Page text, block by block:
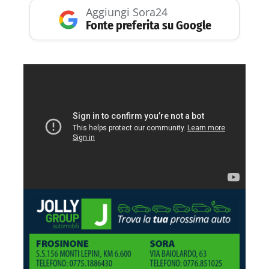
Aggiungi Sora24
Fonte preferita su Google